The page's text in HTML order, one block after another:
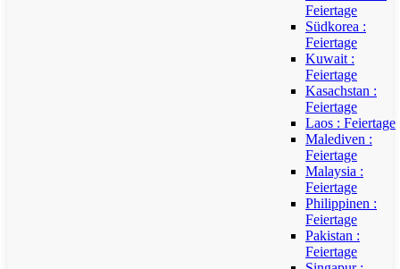
Feiertage
Südkorea :
Feiertage
Kuwait :
Feiertage
Kasachstan :
Feiertage
Laos : Feiertage
Malediven :
Feiertage
Malaysia :
Feiertage
Philippinen :
Feiertage
Pakistan :
Feiertage